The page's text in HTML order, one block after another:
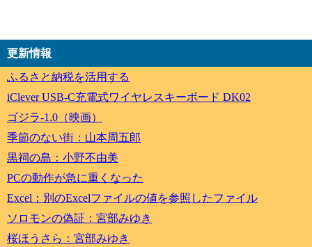
更新情報
ふるさと納税を活用する
iClever USB-C充電式ワイヤレスキーボード DK02
ゴジラ-1.0（映画）
季節のない街：山本周五郎
黒祠の島：小野不由美
PCの動作が急に重くなった
Excel：別のExcelファイルの値を参照したファイル
ソロモンの偽証：宮部みゆき
桜ほうさら：宮部みゆき